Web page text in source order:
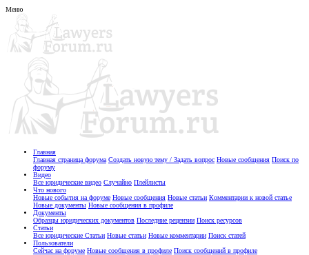
Меню
Главная
Главная страница форума Создать новую тему / Задать вопрос Новые сообщения Поиск по
форуму
Видео
Все юридические видео Случайно Плейлисты
Что нового
Новые события на форуме Новые сообщения Новые статьи Комментарии к новой статье
Новые документы Новые сообщения в профиле
Документы
Образцы юридических документов Последние рецензии Поиск ресурсов
Статьи
Все юридические Статьи Новые статьи Новые комментарии Поиск статей
Пользователи
Сейчас на форуме Новые сообщения в профиле Поиск сообщений в профиле